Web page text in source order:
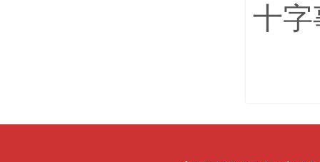
十